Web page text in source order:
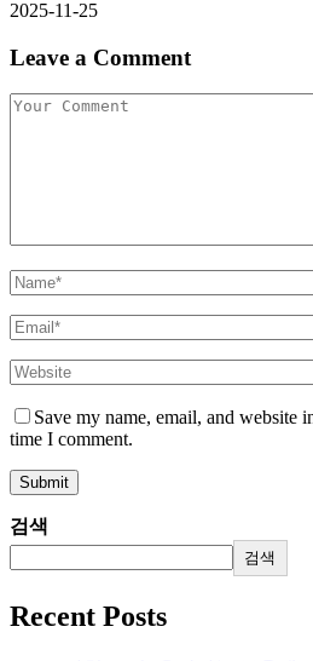
2025-11-25
Leave a Comment
Save my name, email, and website
time I comment.
검색
검색
Recent Posts